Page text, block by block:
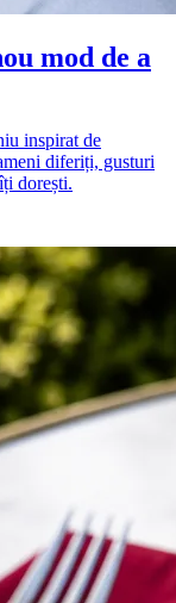
mod de a
inspirat de
diferiți, gusturi
dorești.